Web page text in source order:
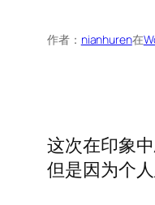
作者： nianhuren在
这次在印象
但是因为个